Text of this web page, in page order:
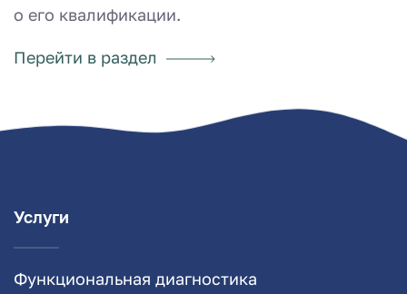
о его квалификации.
Перейти в раздел
Услуги
Функциональная диагностика